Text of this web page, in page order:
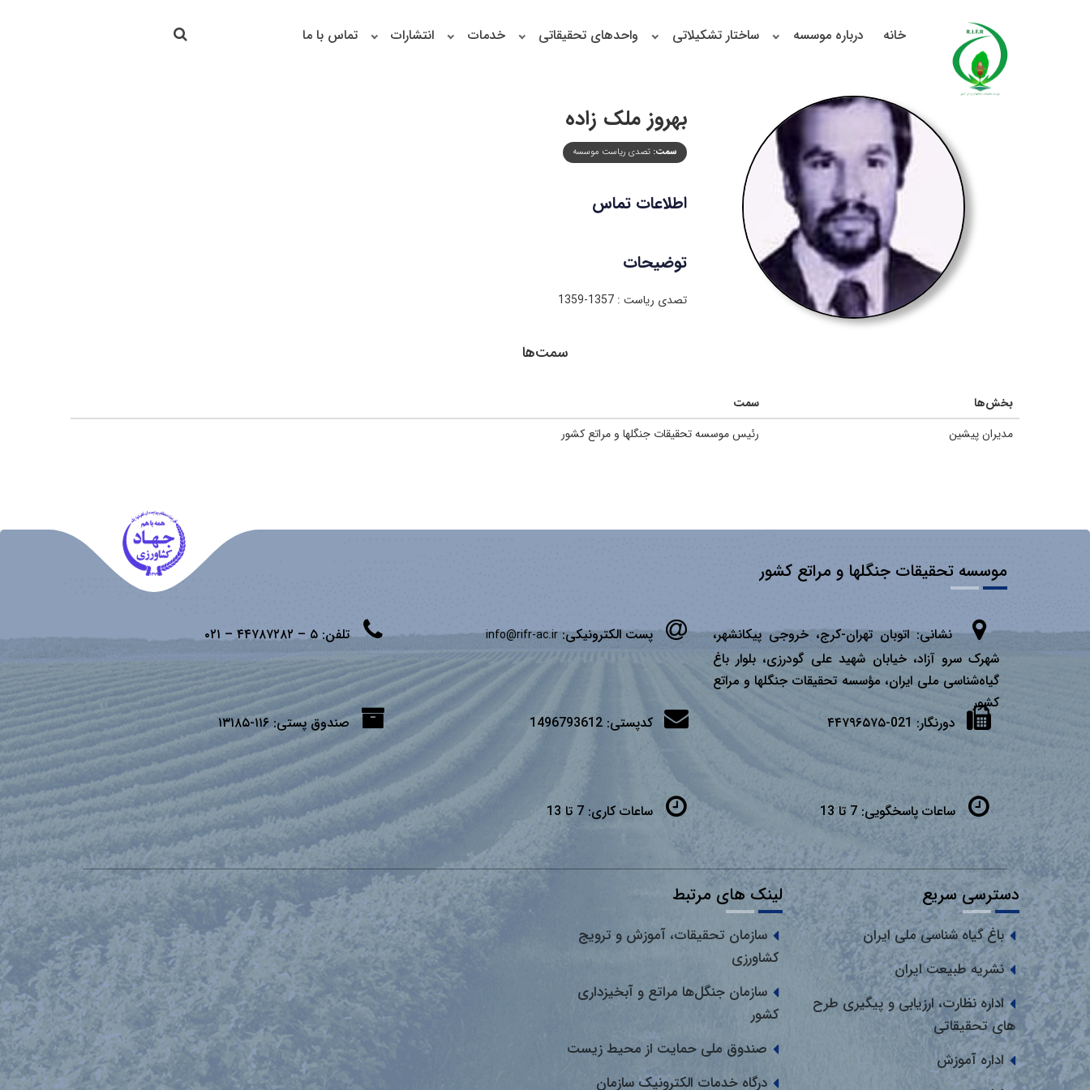
خانه درباره موسسه ساختار تشکیلاتی واحدهای تحقیقاتی خدمات انتشارات تماس با ما جستجو
بهروز ملک زاده
سمت: تصدی ریاست موسسه
اطلاعات تماس
توضیحات
تصدی ریاست : 1357-1359
سمت‌ها
بخش‌ها
سمت
مدیران پیشین
رئیس موسسه تحقیقات جنگلها و مراتع کشور
موسسه تحقیقات جنگلها و مراتع کشور
نشانی:اتوبان تهران­-كرج، خروجی پیكانشهر،
شهرک سرو آزاد، خیابان شهید علی گودرزی، بلوار باغ
گیاه‌شناسی ملی ایران، مؤسسه تحقیقات جنگلها و مراتع
كشور
پست الکترونیکی:info@rifr-ac.ir تلفن:۵ – ۴۴۷۸۷۲۸۲ – ۰۲۱
دورنگار: 021-۴۴۷۹۶۵۷۵ کدپستی:1496793612 صندوق پستی:۱۱۶-۱۳۱۸۵
ساعات پاسخگویی: 7 تا 13 ساعات کاری:7 تا 13
دسترسی سریع
باغ گیاه شناسی ملی ایران
نشریه طبیعت ایران
اداره نظارت، ارزیابی و پیگیری طرح
های تحقیقاتی
اداره آموزش
لینک های مرتبط
سازمان تحقیقات، آموزش و ترویج
کشاورزی
سازمان جنگل‌ها مراتع و آبخیزداری
کشور
صندوق ملی حمایت از محیط زیست
درگاه خدمات الکترونیک سازمان